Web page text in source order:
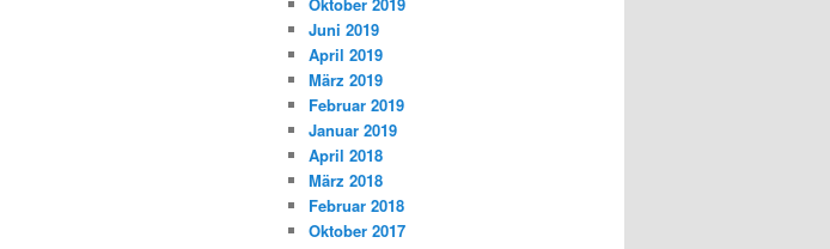
Juni 2019
April 2019
März 2019
Februar 2019
Januar 2019
April 2018
März 2018
Februar 2018
Oktober 2017